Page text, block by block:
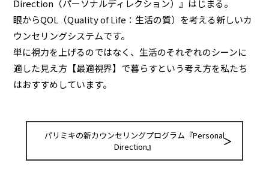
Direction（パーソナルディレクション）』はじまる。
眼からQOL（Quality of Life：生活の質）を考える新しいカ
ウンセリングシステムです。
単に視力を上げるのではなく、生活のそれぞれのシーンに
適した見え方【最適視界】で暮らすという考え方を私たち
はおすすめしています。
パリミキの新カウンセリングプログラム『Personal
Direction』